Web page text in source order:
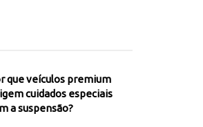
que veículos premium
cuidados especiais
a suspensão?